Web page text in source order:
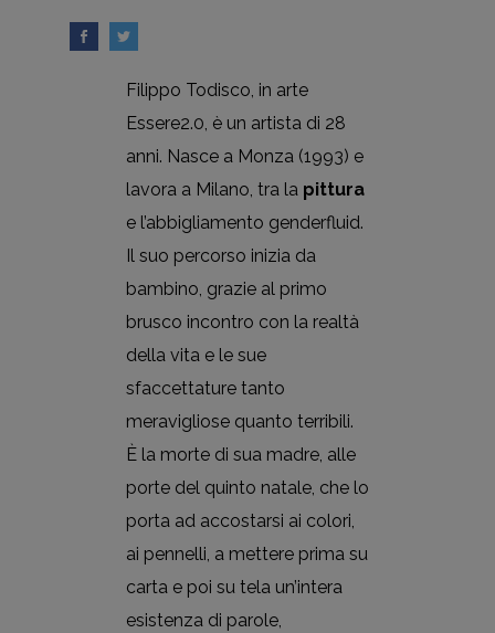
Filippo Todisco, in arte
Essere2.0, è un artista di 28
anni. Nasce a Monza (1993) e
lavora a Milano, tra la pittura
e l’abbigliamento genderfluid.
Il suo percorso inizia da
bambino, grazie al primo
brusco incontro con la realtà
della vita e le sue
sfaccettature tanto
meravigliose quanto terribili.
È la morte di sua madre, alle
porte del quinto natale, che lo
porta ad accostarsi ai colori,
ai pennelli, a mettere prima su
carta e poi su tela un’intera
esistenza di parole,